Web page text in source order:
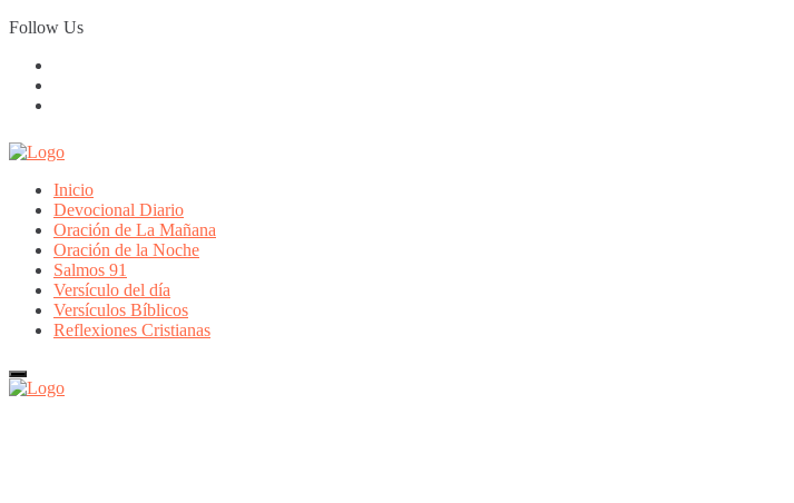
Skip
to
Follow Us
Inicio
Devocional Diario
Oración de La Mañana
Oración de la Noche
Salmos 91
Versículo del día
Versículos Bíblicos
Reflexiones Cristianas